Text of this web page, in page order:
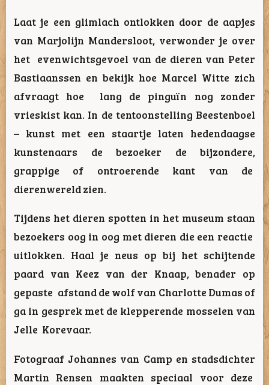
Laat je een glimlach ontlokken door de aapjes
van Marjolijn Mandersloot, verwonder je over
het evenwichtsgevoel van de dieren van Peter
Bastiaanssen en bekijk hoe Marcel Witte zich
afvraagt hoe lang de pinguïn nog zonder
vrieskist kan. In de tentoonstelling Beestenboel
– kunst met een staartje laten hedendaagse
kunstenaars de bezoeker de bijzondere,
grappige of ontroerende kant van de
dierenwereld zien.
Tijdens het dieren spotten in het museum staan
bezoekers oog in oog met dieren die een reactie
uitlokken. Haal je neus op bij het schijtende
paard van Keez van der Knaap, benader op
gepaste afstand de wolf van Charlotte Dumas of
ga in gesprek met de klepperende mosselen van
Jelle Korevaar.
Fotograaf Johannes van Camp en stadsdichter
Martin Rensen maakten speciaal voor deze